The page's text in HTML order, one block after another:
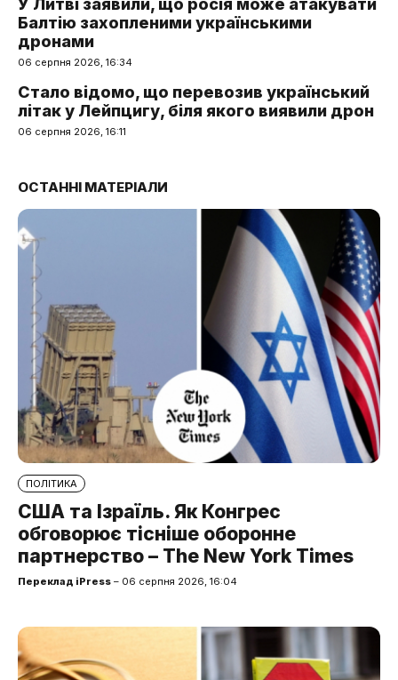
У Литві заявили, що росія може атакувати
Балтію захопленими українськими
дронами
06 серпня 2026, 16:34
Стало відомо, що перевозив український
літак у Лейпцигу, біля якого виявили дрон
06 серпня 2026, 16:11
ОСТАННІ МАТЕРІАЛИ
ПОЛІТИКА
США та Ізраїль. Як Конгрес
обговорює тісніше оборонне
партнерство – The New York Times
Переклад iPress – 06 серпня 2026, 16:04